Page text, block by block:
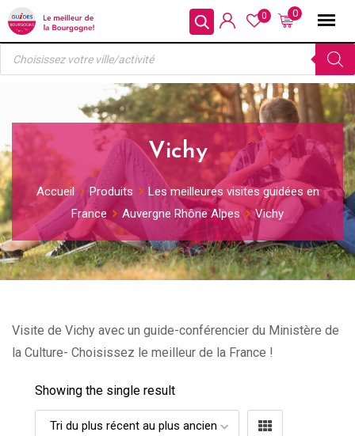
Skip
to
content
0
0
Recherche
produits
Vichy
Accueil Produits
Les meilleures visites guidées en
France
Auvergne Rhône Alpes Vichy
Visite de Vichy avec un guide-conférencier du Ministère de
la Culture- Choisissez le meilleur de la France !
Showing the single result